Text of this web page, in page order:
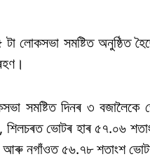
লোকসভা সমষ্টিত অনুষ্ঠিত
সমষ্টিত দিনৰ ৩
ভোটৰ হাৰ ৫৭.০৬
নগাঁওত ৫৬.৭৮ শতাংশ